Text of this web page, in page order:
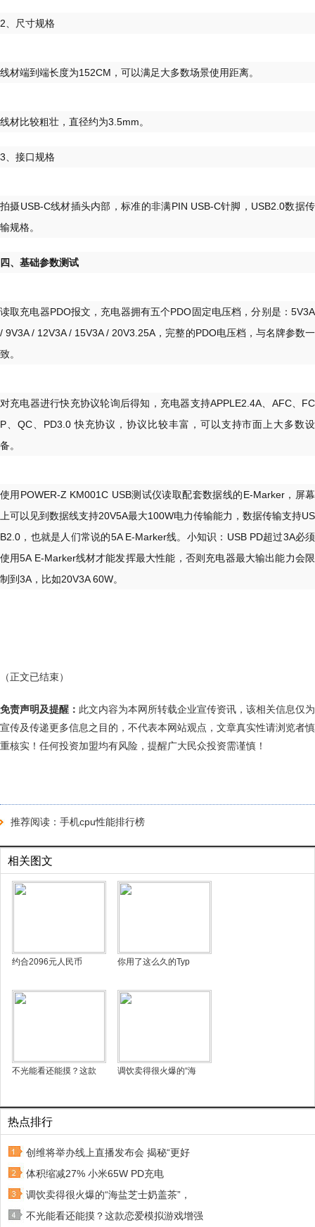
2、尺寸规格
线材端到端长度为152CM，可以满足大多数场景使用距离。
线材比较粗壮，直径约为3.5mm。
3、接口规格
拍摄USB-C线材插头内部，标准的非满PIN USB-C针脚，USB2.0数据传
输规格。
四、基础参数测试
读取充电器PDO报文，充电器拥有五个PDO固定电压档，分别是：5V3A
/ 9V3A / 12V3A / 15V3A / 20V3.25A，完整的PDO电压档，与名牌参数一
致。
对充电器进行快充协议轮询后得知，充电器支持APPLE2.4A、AFC、FC
P、QC、PD3.0 快充协议，协议比较丰富，可以支持市面上大多数设
备。
使用POWER-Z KM001C USB测试仪读取配套数据线的E-Marker，屏幕
上可以见到数据线支持20V5A最大100W电力传输能力，数据传输支持US
B2.0，也就是人们常说的5A E-Marker线。小知识：USB PD超过3A必须
使用5A E-Marker线材才能发挥最大性能，否则充电器最大输出能力会限
制到3A，比如20V3A 60W。
（正文已结束）
免责声明及提醒： 此文内容为本网所转载企业宣传资讯，该相关信息仅为
宣传及传递更多信息之目的，不代表本网站观点，文章真实性请浏览者慎
重核实！任何投资加盟均有风险，提醒广大民众投资需谨慎！
推荐阅读： 手机cpu性能排行榜
相关图文
约合2096元人民币 你用了这么久的Typ
不光能看还能摸？这款 调饮卖得很火爆的“海
热点排行
创维将举办线上直播发布会 揭秘“更好
体积缩减27% 小米65W PD充电
调饮卖得很火爆的“海盐芝士奶盖茶”，
不光能看还能摸？这款恋爱模拟游戏增强